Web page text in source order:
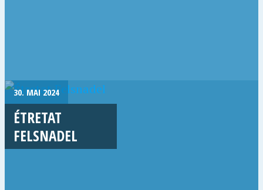
30. MAI 2024
ÉTRETAT
FELSNADEL